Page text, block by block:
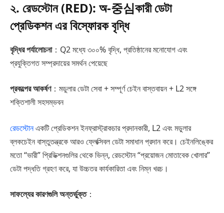
২. রেডস্টোন (RED): অ-중심কারী ডেটা
প্রেডিকশন এর বিস্ফোরক বৃদ্ধি
বৃদ্ধির পর্যালোচনা：Q2 মধ্যে ৩০০% বৃদ্ধি, প্রতিষ্ঠানের মনোযোগ এবং
প্রযুক্তিগত সম্প্রদায়ের সমর্থন পেয়েছে
প্রকল্পের আকর্ষণ：মডুলার ডেটা সেবা + সম্পূর্ণ চেইন বাস্তবায়ন + L2 সঙ্গে
শক্তিশালী সহসম্ভবন
রেডস্টোনএকটি প্রেডিকশন ইনফ্রাস্ট্রাকচার প্রদানকারী, L2 এবং মডুলার
ব্লকচেইন বাস্তুতন্ত্রকে আরও ফ্লেক্সিবল ডেটা সমাধান প্রদান করে। চেইনলিঙ্কের
মতো “ভারী” প্রিডিক্শনগুলির থেকে ভিন্ন, রেডস্টোন “প্রয়োজন মোতাবেক খোলার”
ডেটা পদ্ধতি গ্রহণ করে, যা উচ্চতর কার্যকারিতা এবং নিম্ন খরচ।
সাফল্যের কারণগুলি অন্তর্ভুক্ত：